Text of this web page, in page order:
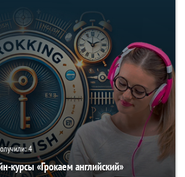
4
курсы «Грокаем английский»